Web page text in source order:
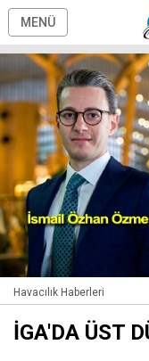
MENÜ
Havacılık Haberleri
İGA'DA ÜST